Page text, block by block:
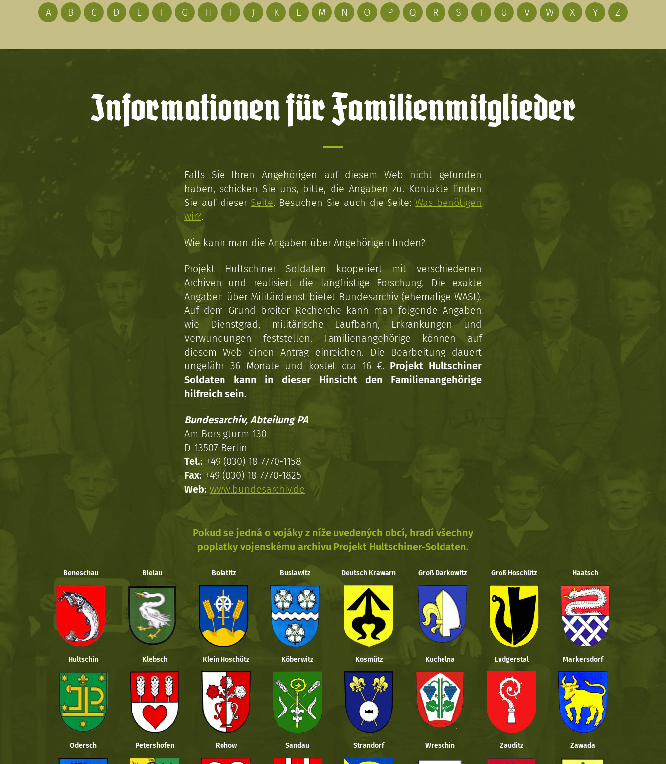
A B C D E F G H I J K L M N O P Q R S T U V W X Y Z
Informationen für Familienmitglieder
Falls Sie Ihren Angehörigen auf diesem Web nicht gefunden
haben, schicken Sie uns, bitte, die Angaben zu. Kontakte finden
Sie auf dieser Seite. Besuchen Sie auch die Seite:Was benötigen
wir?.
Wie kann man die Angaben über Angehörigen finden?
Projekt Hultschiner Soldaten kooperiert mit verschiedenen
Archiven und realisiert die langfristige Forschung. Die exakte
Angaben über Militärdienst bietet Bundesarchiv (ehemalige WASt).
Auf dem Grund breiter Recherche kann man folgende Angaben
wie Dienstgrad, militärische Laufbahn, Erkrankungen und
Verwundungen feststellen. Familienangehörige können auf
diesem Web einen Antrag einreichen. Die Bearbeitung dauert
ungefähr 36 Monate und kostet cca 16 €. Projekt Hultschiner
Soldaten kann in dieser Hinsicht den Familienangehörige
hilfreich sein.
Bundesarchiv, Abteilung PA
Am Borsigturm 130
D-13507 Berlin
Tel.: +49 (030) 18 7770-1158
Fax: +49 (030) 18 7770-1825
Web: www.bundesarchiv.de
Pokud se jedná o vojáky z níže uvedených obcí, hradí všechny
poplatky vojenskému archivu Projekt Hultschiner-Soldaten.
Beneschau Bielau Bolatitz Buslawitz Deutsch Krawarn Groß Darkowitz Groß Hoschütz Haatsch
Hultschin Klebsch Klein Hoschütz Köberwitz Kosmütz Kuchelna Ludgerstal Markersdorf
Odersch Petershofen Rohow Sandau Strandorf Wreschin Zauditz Zawada